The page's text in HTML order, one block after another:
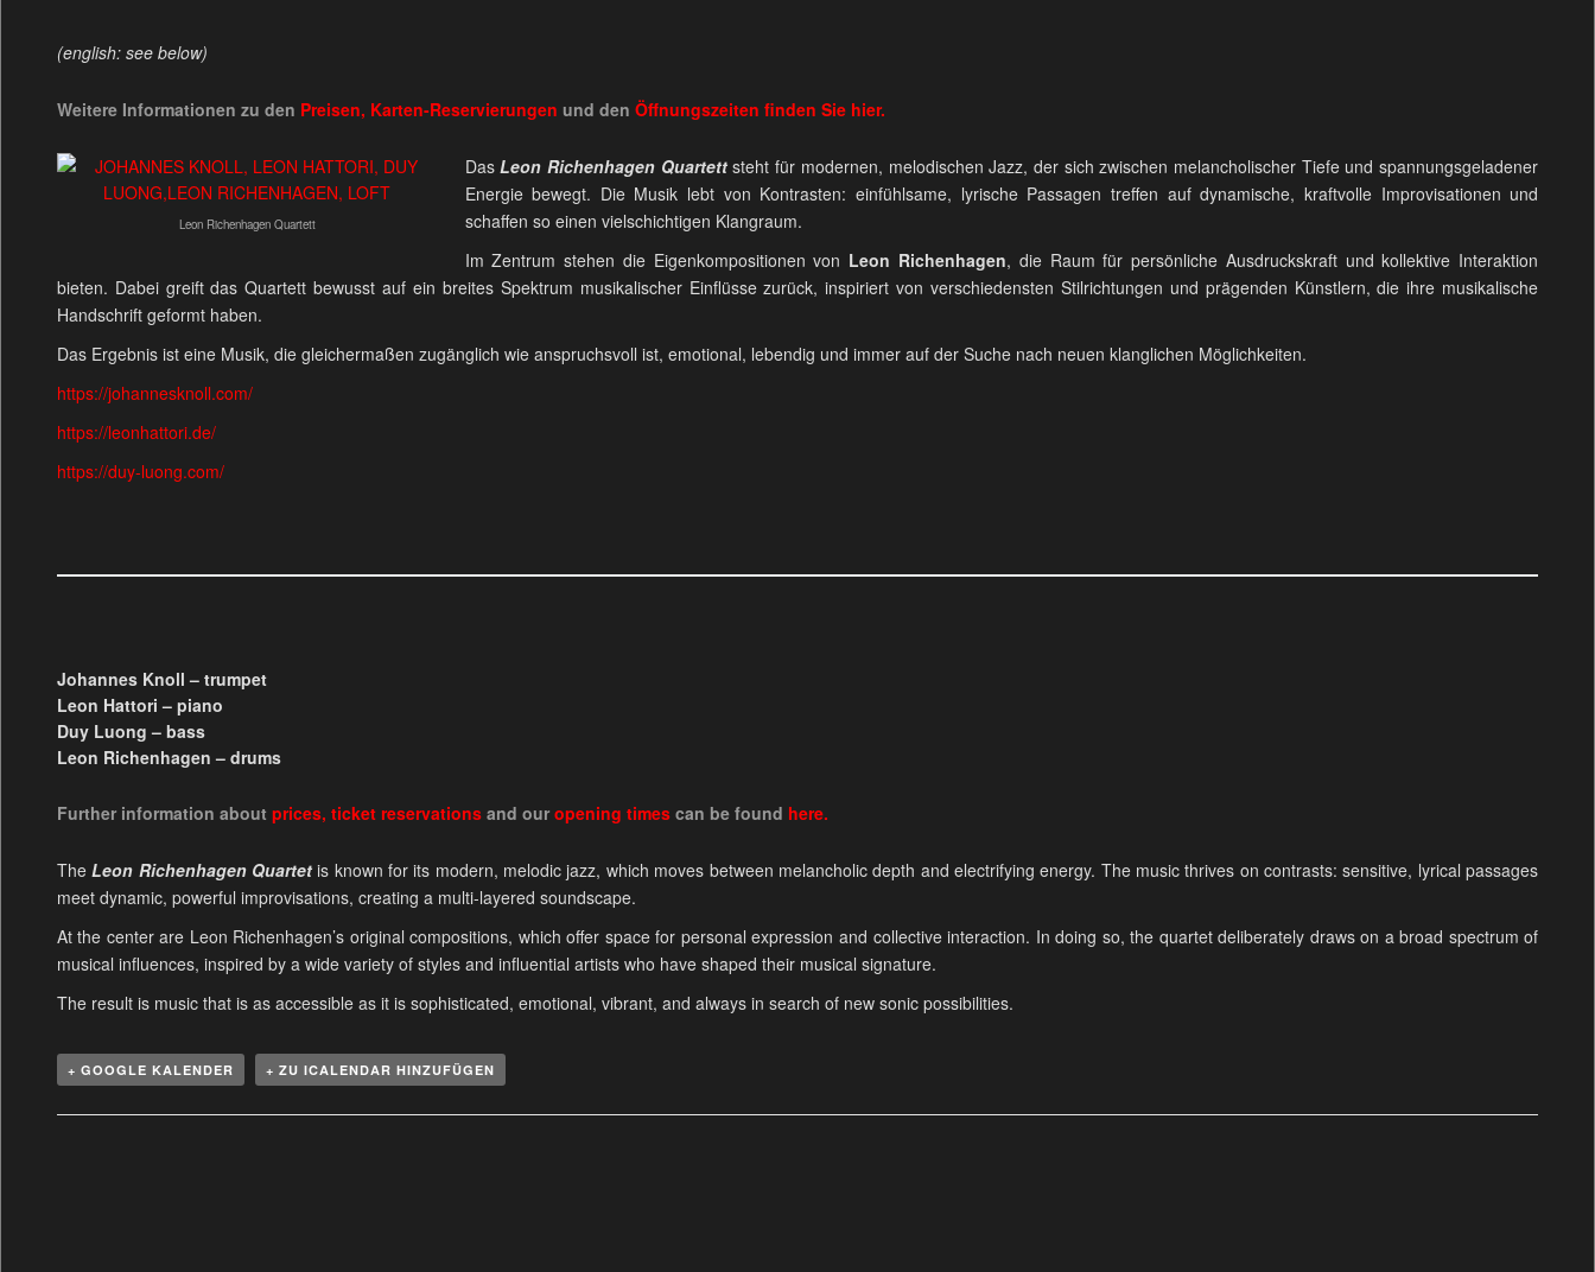
(english: see below)
Weitere Informationen zu den Preisen, Karten-Reservierungen und den Öffnungszeiten finden Sie hier.
Leon Richenhagen Quartett
DasLeon Richenhagen Quartett steht für modernen, melodischen Jazz, der sich zwischen melancholischer Tiefe und spannungsgeladener
Energie bewegt. Die Musik lebt von Kontrasten: einfühlsame, lyrische Passagen treffen auf dynamische, kraftvolle Improvisationen und
schaffen so einen vielschichtigen Klangraum.
Im Zentrum stehen die Eigenkompositionen von Leon Richenhagen, die Raum für persönliche Ausdruckskraft und kollektive Interaktion
bieten. Dabei greift das Quartett bewusst auf ein breites Spektrum musikalischer Einflüsse zurück, inspiriert von verschiedensten Stilrichtungen und prägenden Künstlern, die ihre musikalische
Handschrift geformt haben.
Das Ergebnis ist eine Musik, die gleichermaßen zugänglich wie anspruchsvoll ist, emotional, lebendig und immer auf der Suche nach neuen klanglichen Möglichkeiten.
https://johannesknoll.com/
https://leonhattori.de/
https://duy-luong.com/
Johannes Knoll – trumpet
Leon Hattori – piano
Duy Luong – bass
Leon Richenhagen – drums
Further information about prices, ticket reservationsand our opening timescan be found here.
TheLeon Richenhagen Quartet is known for its modern, melodic jazz, which moves between melancholic depth and electrifying energy. The music thrives on contrasts: sensitive, lyrical passages
meet dynamic, powerful improvisations, creating a multi-layered soundscape.
At the center are Leon Richenhagen’s original compositions, which offer space for personal expression and collective interaction. In doing so, the quartet deliberately draws on a broad spectrum of
musical influences, inspired by a wide variety of styles and influential artists who have shaped their musical signature.
The result is music that is as accessible as it is sophisticated, emotional, vibrant, and always in search of new sonic possibilities.
+ GOOGLE KALENDER + ZU ICALENDAR HINZUFÜGEN